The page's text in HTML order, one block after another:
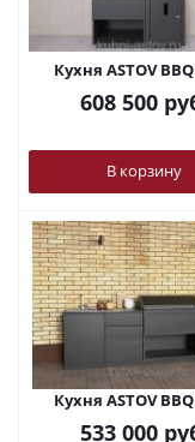
Кухня ASTOV
608 500
В корзину
Кухня ASTOV
533 000